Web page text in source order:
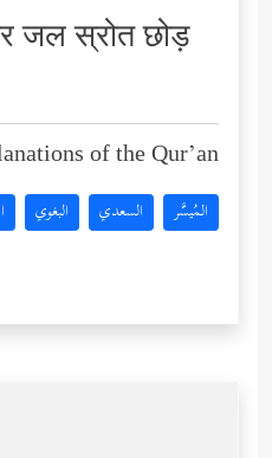
जल स्रोत छोड़
of the Qur’an:
المُيسَّر السعدي البغوي